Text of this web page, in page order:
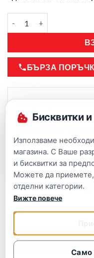
БЪРЗА
• Безплатна
• Подарък талон за
25,56 € (50 лв.)
Описание
Бисквитки
Използваме
магазина. С Ваше
и бисквитки за
Можете да
отделни категории.
Само
Вижте повече